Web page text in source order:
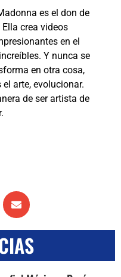
es el don de
crea videos
en el
Y nunca se
en otra cosa,
arte, evolucionar.
de ser artista de